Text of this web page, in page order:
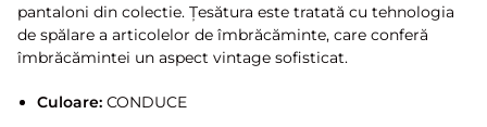
pantaloni din colectie. Țesătura este tratată cu tehnologia
de spălare a articolelor de îmbrăcăminte, care conferă
îmbrăcămintei un aspect vintage sofisticat.
Culoare:CONDUCE